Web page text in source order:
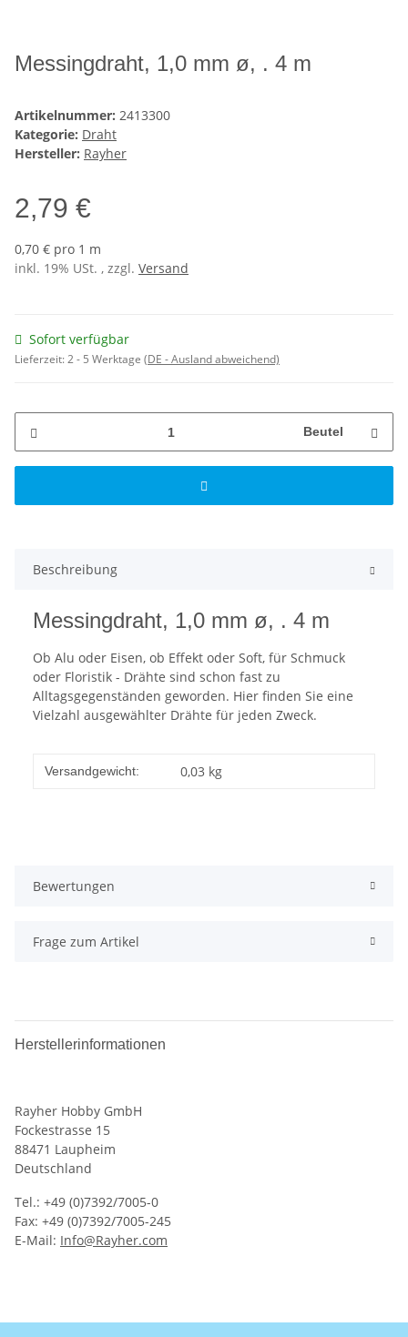
Messingdraht, 1,0 mm ø, . 4 m
Artikelnummer: 2413300
Kategorie: Draht
Hersteller: Rayher
2,79 €
0,70 € pro 1 m
inkl. 19% USt. , zzgl. Versand
Sofort verfügbar
Lieferzeit:2 - 5 Werktage (DE - Ausland abweichend)
Beutel
Beschreibung
Messingdraht, 1,0 mm ø, . 4 m
Ob Alu oder Eisen, ob Effekt oder Soft, für Schmuck
oder Floristik - Drähte sind schon fast zu
Alltagsgegenständen geworden. Hier finden Sie eine
Vielzahl ausgewählter Drähte für jeden Zweck.
Versandgewicht: 0,03 kg
Bewertungen
Frage zum Artikel
Herstellerinformationen
Rayher Hobby GmbH
Fockestrasse 15
88471 Laupheim
Deutschland
Tel.: +49 (0)7392/7005-0
Fax: +49 (0)7392/7005-245
E-Mail: Info@Rayher.com